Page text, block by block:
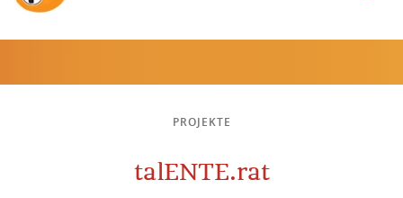
PROJEKTE
talENTE.rat